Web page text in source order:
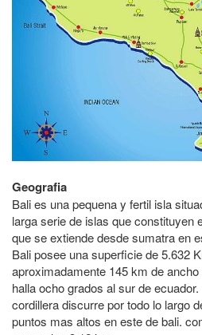
Geografia
Bali es una pequena y fertil isla
larga serie de islas que constituyen
que se extiende desde sumatra en
Bali posee una superficie de 5.632
aproximadamente 145 km de
halla ocho grados al sur de
cordillera discurre por todo lo largo
puntos mas altos en este de bali.